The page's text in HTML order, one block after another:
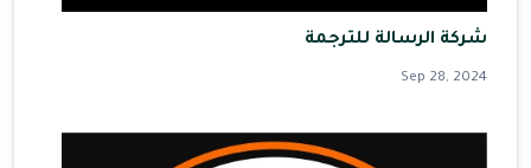
شركة الرسالة للترجمة
Sep 28, 2024